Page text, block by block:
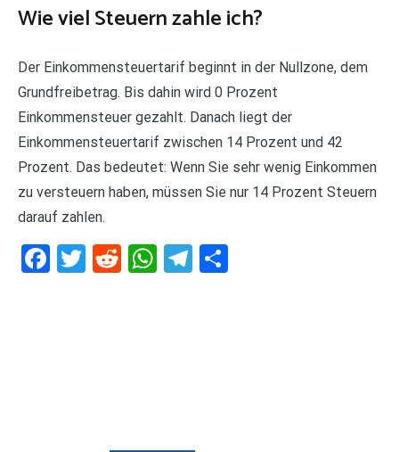
Wie viel Steuern zahle ich?
Der Einkommensteuertarif beginnt in der Nullzone, dem
Grundfreibetrag. Bis dahin wird 0 Prozent
Einkommensteuer gezahlt. Danach liegt der
Einkommensteuertarif zwischen 14 Prozent und 42
Prozent. Das bedeutet: Wenn Sie sehr wenig Einkommen
zu versteuern haben, müssen Sie nur 14 Prozent Steuern
darauf zahlen.
Facebook
Twitter
RedditWhatsApp
Telegram